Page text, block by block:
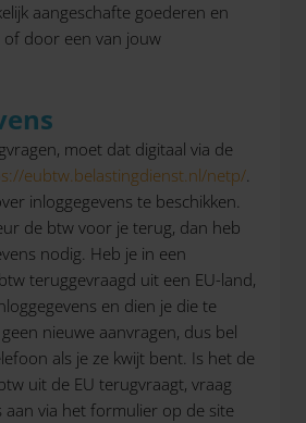
aangeschafte goederen en
door een van jouw
moet dat digitaal via de
eubtw.belastingdienst.nl/netp/
inloggegevens te beschikken.
de btw voor je terug, dan heb
nodig. Heb je in een
teruggevraagd uit een EU-land,
en dien je die te
nieuwe aanvragen, dus bel
als je ze kwijt bent. Is het de
uit de EU terugvraagt, vraag
aan via het formulier op de site